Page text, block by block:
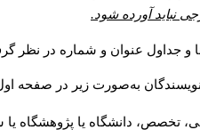
نباید آورده شود.
و جداول عنوان و شماره در نظر
به‌صورت زیر در صفحه
تخصص، دانشگاه یا پژوهشگاه